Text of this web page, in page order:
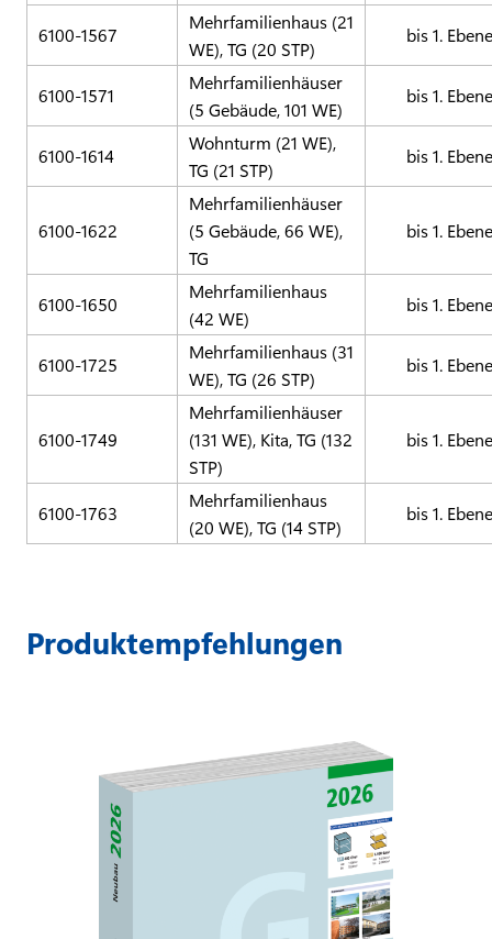
6100-1567
Mehrfamilienhaus (21
WE), TG (20 STP)
bis 1. Ebene
6100-1571
Mehrfamilienhäuser
(5 Gebäude, 101 WE)
bis 1. Ebene
6100-1614
Wohnturm (21 WE),
TG (21 STP)
bis 1. Ebene
6100-1622
Mehrfamilienhäuser
(5 Gebäude, 66 WE),
TG
bis 1. Ebene
6100-1650
Mehrfamilienhaus
(42 WE)
bis 1. Ebene
6100-1725
Mehrfamilienhaus (31
WE), TG (26 STP)
bis 1. Ebene
6100-1749
Mehrfamilienhäuser
(131 WE), Kita, TG (132
STP)
bis 1. Ebene
6100-1763
Mehrfamilienhaus
(20 WE), TG (14 STP)
bis 1. Ebene
Produktempfehlungen